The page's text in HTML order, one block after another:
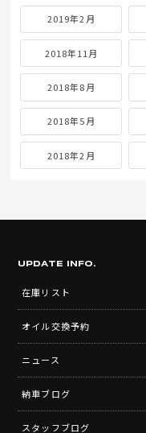
2019年2月
2018年11月
2018年8月
2018年5月
2018年2月
UPDATE INFO.
在庫リスト
オイル交換予約
ニュース
納車ブログ
スタッフブログ